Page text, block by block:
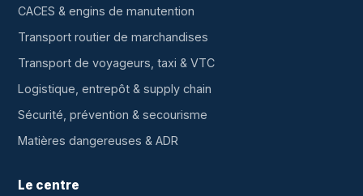
CACES & engins de manutention
Transport routier de marchandises
Transport de voyageurs, taxi & VTC
Logistique, entrepôt & supply chain
Sécurité, prévention & secourisme
Matières dangereuses & ADR
Le centre